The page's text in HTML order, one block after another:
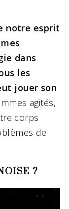
notre esprit
dans
les
jouer son
agités,
corps
de
?